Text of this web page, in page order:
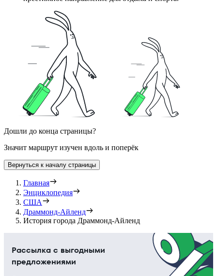
Дошли до конца страницы?
Значит маршрут изучен вдоль и поперёк
Вернуться к началу страницы
Главная
Энциклопедия
США
Драммонд-Айленд
История города Драммонд-Айленд
Рассылка с выгодными
предложениями